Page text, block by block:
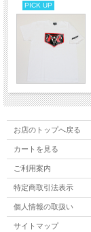
PICK UP
お店のトップへ戻る
カートを見る
ご利用案内
特定商取引法表示
個人情報の取扱い
サイトマップ